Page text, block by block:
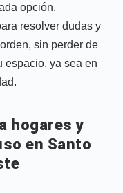
opción.
resolver dudas y
sin perder de
espacio, ya sea en
hogares y
en Santo